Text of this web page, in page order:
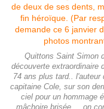
Quittons Saint Simon
découverte extraordinaire
74 ans plus tard.. l'auteur
capitaine Cole, sur son
ciel pour un hommage
mâchoire brisée.... on